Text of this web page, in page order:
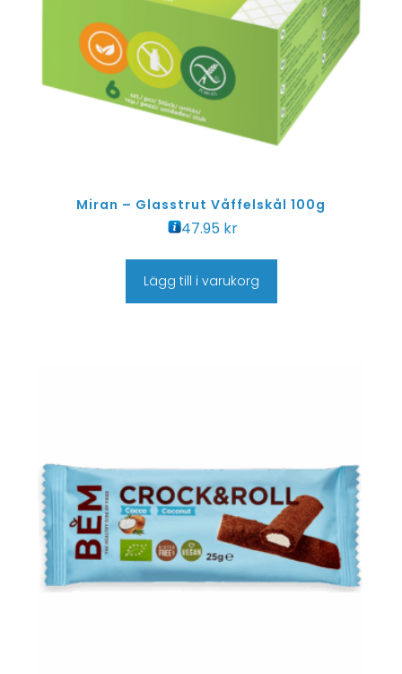
Miran – Glasstrut Våffelskål 100g
47.95 kr
Lägg till i varukorg